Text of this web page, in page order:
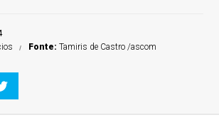
Fonte:Tamiris de Castro /ascom